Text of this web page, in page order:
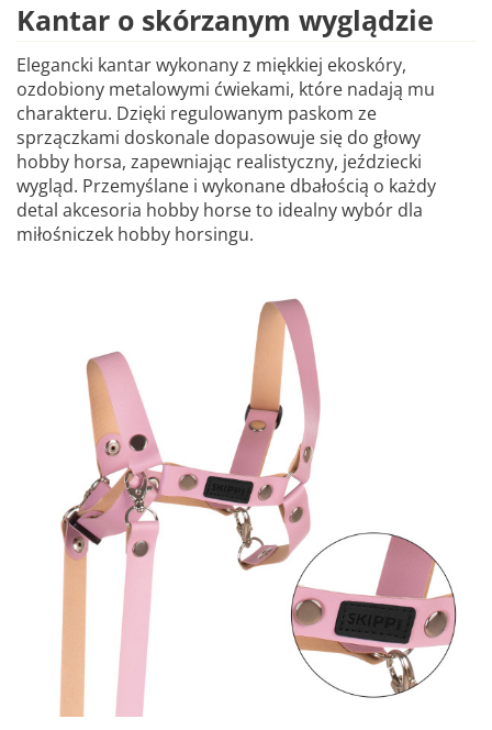
Kantar o skórzanym wyglądzie
Elegancki kantar wykonany z miękkiej ekoskóry,
ozdobiony metalowymi ćwiekami, które nadają mu
charakteru. Dzięki regulowanym paskom ze
sprzączkami doskonale dopasowuje się do głowy
hobby horsa, zapewniając realistyczny, jeździecki
wygląd. Przemyślane i wykonane dbałością o każdy
detal akcesoria hobby horse to idealny wybór dla
miłośniczek hobby horsingu.